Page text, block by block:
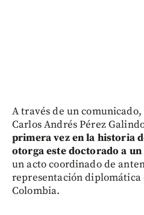
A través de un
Carlos Andrés Pérez
primera vez en la historia
otorga este doctorado a
un acto coordinado de
representación diplomática
Colombia.